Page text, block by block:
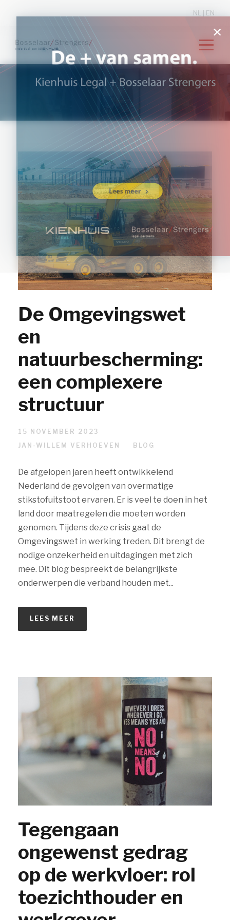
NL EN
De Omgevingswet
en
natuurbescherming:
een complexere
structuur
15 NOVEMBER 2023
JAN-WILLEM VERHOEVEN
BLOG
De afgelopen jaren heeft ontwikkelend
Nederland de gevolgen van overmatige
stikstofuitstoot ervaren. Er is veel te doen in het
land door maatregelen die moeten worden
genomen. Tijdens deze crisis gaat de
Omgevingswet in werking treden. Dit brengt de
nodige onzekerheid en uitdagingen met zich
mee. Dit blog bespreekt de belangrijkste
onderwerpen die verband houden met...
LEES MEER
Tegengaan
ongewenst gedrag
op de werkvloer: rol
toezichthouder en